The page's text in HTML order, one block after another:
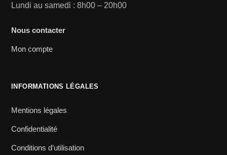
Lundi au samedi : 8h00 – 20h00
Nous contacter
Mon compte
INFORMATIONS LÉGALES
Mentions légales
Confidentialité
Conditions d’utilisation